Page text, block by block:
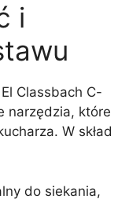
i
Classbach C-
narzędzia, które
W skład
do siekania,